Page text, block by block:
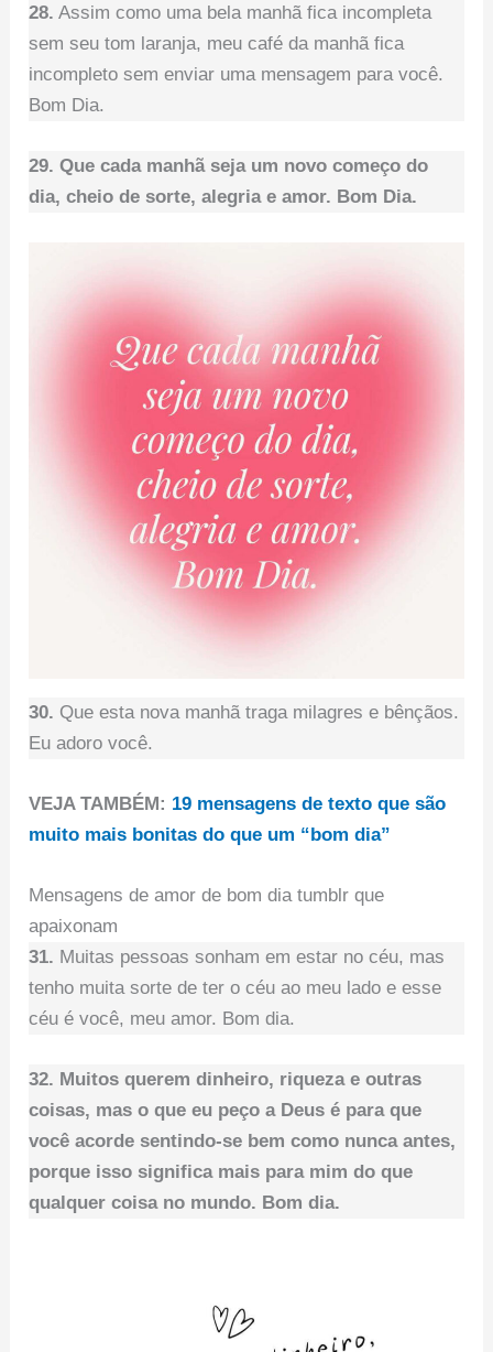
28. Assim como uma bela manhã fica incompleta
sem seu tom laranja, meu café da manhã fica
incompleto sem enviar uma mensagem para você.
Bom Dia.
29. Que cada manhã seja um novo começo do
dia, cheio de sorte, alegria e amor. Bom Dia.
30. Que esta nova manhã traga milagres e bênçãos.
Eu adoro você.
VEJA TAMBÉM: 19 mensagens de texto que são
muito mais bonitas do que um “bom dia”
Mensagens de amor de bom dia tumblr que
apaixonam
31. Muitas pessoas sonham em estar no céu, mas
tenho muita sorte de ter o céu ao meu lado e esse
céu é você, meu amor. Bom dia.
32. Muitos querem dinheiro, riqueza e outras
coisas, mas o que eu peço a Deus é para que
você acorde sentindo-se bem como nunca antes,
porque isso significa mais para mim do que
qualquer coisa no mundo. Bom dia.